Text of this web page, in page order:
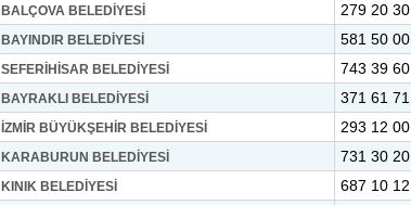
BALÇOVA BELEDİYESİ 279 20 30
BAYINDIR BELEDİYESİ 581 50 00
SEFERİHİSAR BELEDİYESİ 743 39 60
BAYRAKLI BELEDİYESİ 371 61 71
İZMİR BÜYÜKŞEHİR BELEDİYESİ 293 12 00
KARABURUN BELEDİYESİ 731 30 20
KINIK BELEDİYESİ 687 10 12